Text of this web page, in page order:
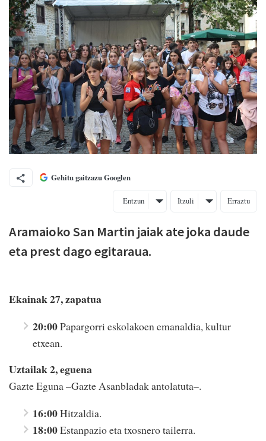
Gehitu gaitzazu Googlen
Entzun Itzuli Erraztu
Aramaioko San Martin jaiak ate joka daude
eta prest dago egitaraua.
Ekainak 27, zapatua
20:00Papargorri eskolakoen emanaldia, kultur
etxean.
Uztailak 2, eguena
Gazte Eguna –Gazte Asanbladak antolatuta–.
16:00Hitzaldia.
18:00Estanpazio eta txosnero tailerra.